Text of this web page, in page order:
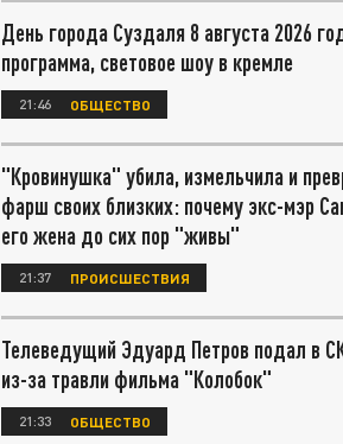
День города Суздаля 8 августа 2026
программа, световое шоу в кремле
21:46 ОБЩЕСТВО
"Кровинушка" убила, измельчила и
фарш своих близких: почему экс-мэр
его жена до сих пор "живы"
21:37 ПРОИСШЕСТВИЯ
Телеведущий Эдуард Петров подал в
из-за травли фильма "Колобок"
21:33 ОБЩЕСТВО